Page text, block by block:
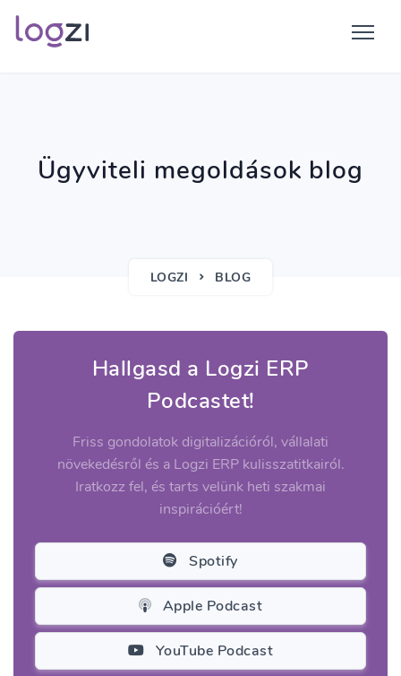
Ügyviteli megoldások blog
LOGZI BLOG
Hallgasd a Logzi ERP
Podcastet!
Friss gondolatok digitalizációról, vállalati
növekedésről és a Logzi ERP kulisszatitkairól.
Iratkozz fel, és tarts velünk heti szakmai
inspirációért!
Spotify
Apple Podcast
YouTube Podcast